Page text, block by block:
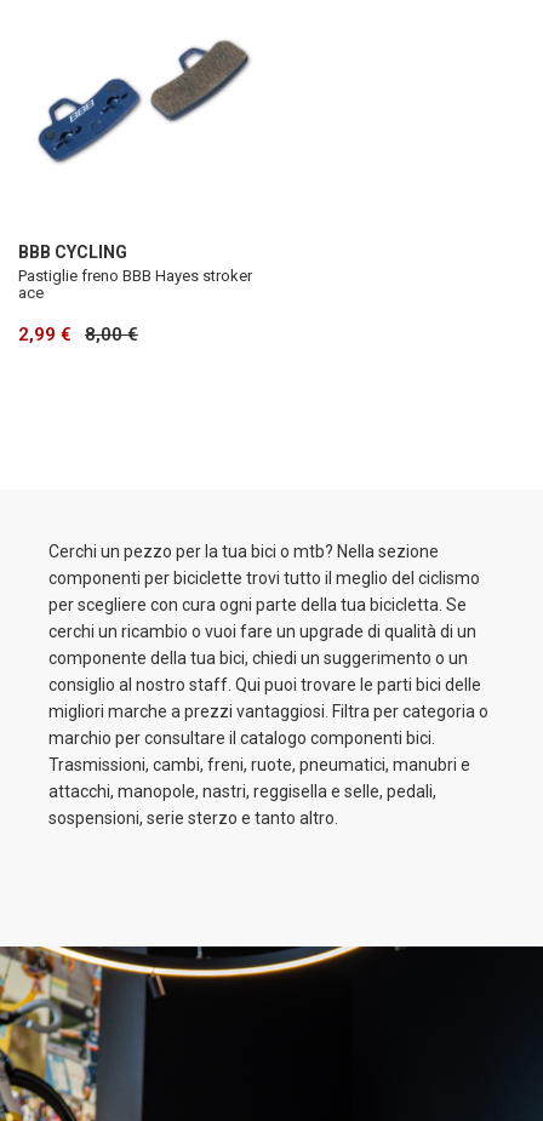
BBB CYCLING
Pastiglie freno BBB Hayes stroker
ace
2,99 € 8,00 €
Cerchi un pezzo per la tua bici o mtb? Nella sezione
componenti per biciclette trovi tutto il meglio del ciclismo
per scegliere con cura ogni parte della tua bicicletta. Se
cerchi un ricambio o vuoi fare un upgrade di qualità di un
componente della tua bici, chiedi un suggerimento o un
consiglio al nostro staff. Qui puoi trovare le parti bici delle
migliori marche a prezzi vantaggiosi. Filtra per categoria o
marchio per consultare il catalogo componenti bici.
Trasmissioni, cambi, freni, ruote, pneumatici, manubri e
attacchi, manopole, nastri, reggisella e selle, pedali,
sospensioni, serie sterzo e tanto altro.